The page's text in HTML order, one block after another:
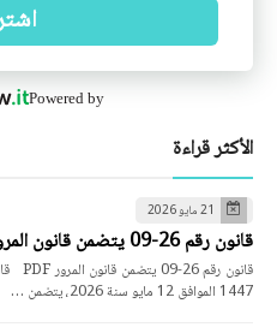
Powered by
الأكثر قراءة
21 مايو 2026
قانون رقم 26-09 يتضمن قانون المرور PDF
1447 الموافق 12 مايو سنة 2026، يتضمن …